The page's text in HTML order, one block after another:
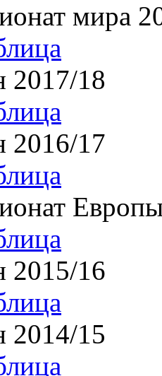
мира
2017/18
2016/17
2015/16
2014/15